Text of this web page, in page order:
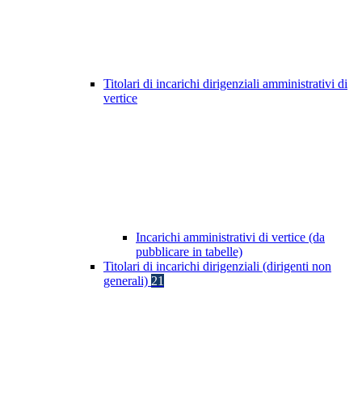
Titolari di incarichi dirigenziali amministrativi di
vertice
Incarichi amministrativi di vertice (da
pubblicare in tabelle)
Titolari di incarichi dirigenziali (dirigenti non
generali) 21